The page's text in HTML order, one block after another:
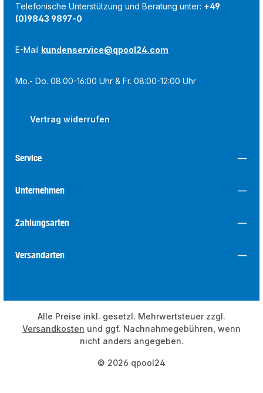
Telefonische Unterstützung und Beratung unter: +49
(0)9843 9897-0
E-Mail kundenservice@qpool24.com
Mo.- Do. 08:00-16:00 Uhr & Fr. 08:00-12:00 Uhr
Vertrag widerrufen
Service
Unternehmen
Zahlungsarten
Versandarten
© 2026 qpool24
Alle Preise inkl. gesetzl. Mehrwertsteuer zzgl.
Versandkosten und ggf. Nachnahmegebühren, wenn
nicht anders angegeben.